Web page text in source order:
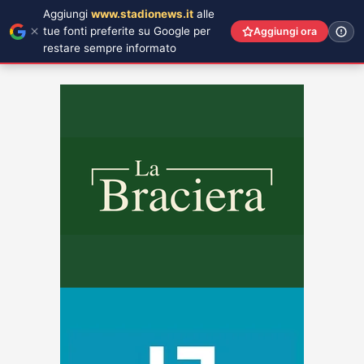
Aggiungi www.stadionews.it alle
tue fonti preferite su Google per
restare sempre informato
Aggiungi ora